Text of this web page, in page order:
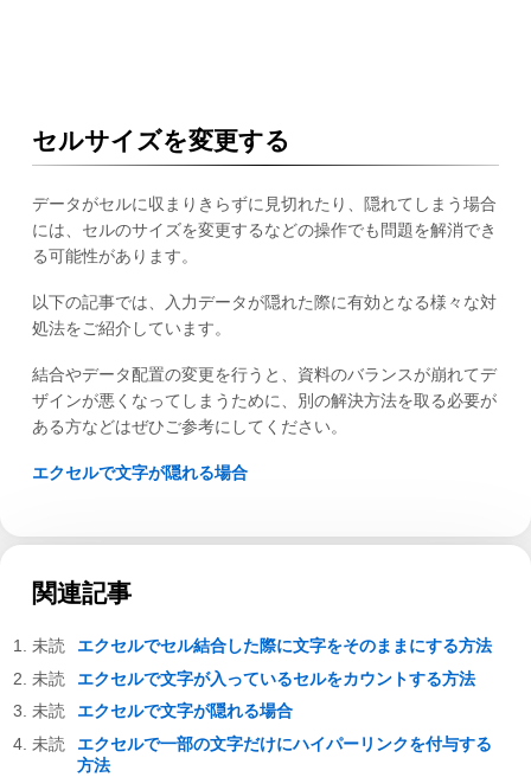
セルサイズを変更する
データがセルに収まりきらずに見切れたり、隠れてしまう場合
には、セルのサイズを変更するなどの操作でも問題を解消でき
る可能性があります。
以下の記事では、入力データが隠れた際に有効となる様々な対
処法をご紹介しています。
結合やデータ配置の変更を行うと、資料のバランスが崩れてデ
ザインが悪くなってしまうために、別の解決方法を取る必要が
ある方などはぜひご参考にしてください。
エクセルで文字が隠れる場合
関連記事
エクセルでセル結合した際に文字をそのままにする方法
エクセルで文字が入っているセルをカウントする方法
エクセルで文字が隠れる場合
エクセルで一部の文字だけにハイパーリンクを付与する
方法